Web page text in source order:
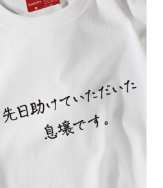
ルのサイズで製作する
希望の仕上がりサイズ
の辺をプラス10ｍｍ）
さい。（重要な情報な
サイズから四辺内側に
囲内でデザイン校正して
利用してのぼり旗を
してお客様の任意の
店情報などを埋め込
入時にご希望の店舗
。専任のデザイナー
す。書体などのご指
イメージに最適のフ
本的にのぼりの下部
チの向きを決めてから
向でデザインをする
れません。デザイン
お客様の好みもあり
お客様）ができる限
るよりも正像でみら
いかと思いますので
いかもしれません。
り旗にも適合する加
や布などに開けた穴
けるリングです。壁
て、突風で倒れること
り旗にも適合する加
や布などに開けた穴
けるリングです。壁
て、突風で倒れること
が無償で付いてきます。
使用される生地で
裏側にインクが浸透
［ +66円 ］
［ +99円 ］
4本（5分割）